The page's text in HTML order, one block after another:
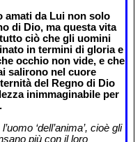
amati da Lui non solo
di Dio, ma questa vita
ciò che gli uomini
in termini di gloria e
occhio non vide, e che
salirono nel cuore
del Regno di Dio
inimmaginabile per
‘dell’anima’, cioè gli
più con il loro